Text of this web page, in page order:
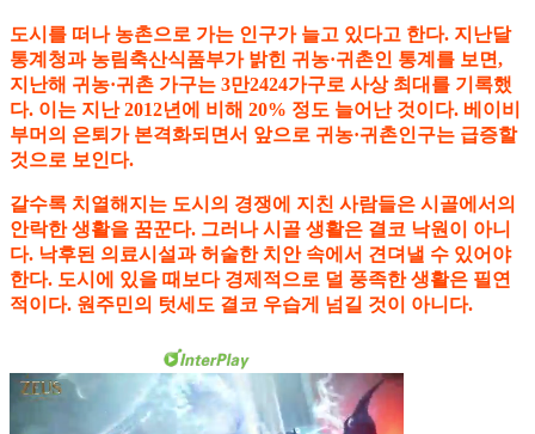
도시를 떠나 농촌으로 가는 인구가 늘고 있다고 한다. 지난달
통계청과 농림축산식품부가 밝힌 귀농·귀촌인 통계를 보면,
지난해 귀농·귀촌 가구는 3만2424가구로 사상 최대를 기록했
다. 이는 지난 2012년에 비해 20% 정도 늘어난 것이다. 베이비
부머의 은퇴가 본격화되면서 앞으로 귀농·귀촌인구는 급증할
것으로 보인다.
갈수록 치열해지는 도시의 경쟁에 지친 사람들은 시골에서의
안락한 생활을 꿈꾼다. 그러나 시골 생활은 결코 낙원이 아니
다. 낙후된 의료시설과 허술한 치안 속에서 견뎌낼 수 있어야
한다. 도시에 있을 때보다 경제적으로 덜 풍족한 생활은 필연
적이다. 원주민의 텃세도 결코 우습게 넘길 것이 아니다.